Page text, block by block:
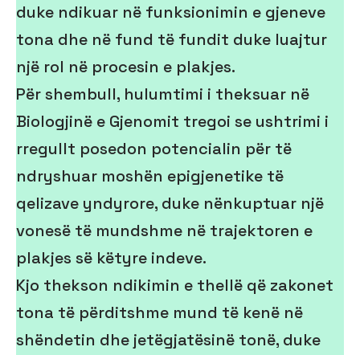
duke ndikuar në funksionimin e gjeneve
tona dhe në fund të fundit duke luajtur
një rol në procesin e plakjes.
Për shembull, hulumtimi i theksuar në
Biologjinë e Gjenomit tregoi se ushtrimi i
rregullt posedon potencialin për të
ndryshuar moshën epigjenetike të
qelizave yndyrore, duke nënkuptuar një
vonesë të mundshme në trajektoren e
plakjes së këtyre indeve.
Kjo thekson ndikimin e thellë që zakonet
tona të përditshme mund të kenë në
shëndetin dhe jetëgjatësinë tonë, duke